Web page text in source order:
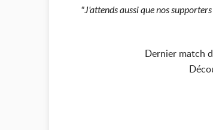
"J'attends aussi que nos
Dernier match